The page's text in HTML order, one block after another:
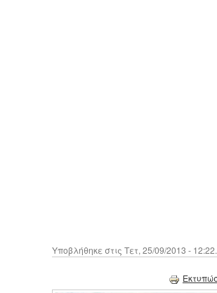
Υποβλήθηκε στις Τετ, 25/09/2013 - 12:22.